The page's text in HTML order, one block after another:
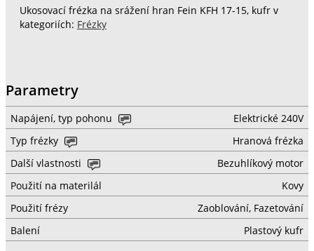
Ukosovací frézka na srážení hran Fein KFH 17-15, kufr v
kategoriích: Frézky
Parametry
Napájení, typ pohonu
Elektrické 240V
Typ frézky
Hranová frézka
Další vlastnosti
Bezuhlíkový motor
Použití na materilál
Kovy
Použití frézy
Zaoblování, Fazetování
Balení
Plastový kufr